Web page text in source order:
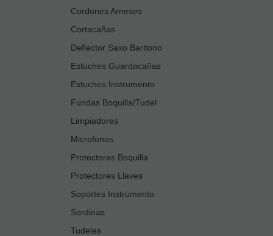
Cordones Arneses
Cortacañas
Deflector Saxo Baritono
Estuches Guardacañas
Estuches Instrumento
Fundas Boquilla/Tudel
Limpiadores
Microfonos
Protectores Boquilla
Protectores Llaves
Soportes Instrumento
Sordinas
Tudeles